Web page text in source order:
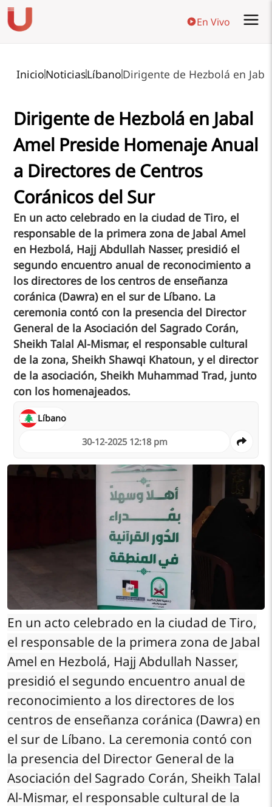
En Vivo
InicioNoticiasLíbanoDirigente de Hezbolá en
Dirigente de Hezbolá en Jabal
Amel Preside Homenaje Anual
a Directores de Centros
Coránicos del Sur
En un acto celebrado en la ciudad de Tiro, el
responsable de la primera zona de Jabal Amel
en Hezbolá, Hajj Abdullah Nasser, presidió el
segundo encuentro anual de reconocimiento a
los directores de los centros de enseñanza
coránica (Dawra) en el sur de Líbano. La
ceremonia contó con la presencia del Director
General de la Asociación del Sagrado Corán,
Sheikh Talal Al-Mismar, el responsable cultural
de la zona, Sheikh Shawqi Khatoun, y el director
de la asociación, Sheikh Muhammad Trad, junto
con los homenajeados.
30-12-2025 12:18 pm
Líbano
En un acto celebrado en la ciudad de Tiro,
el responsable de la primera zona de Jabal
Amel en Hezbolá, Hajj Abdullah Nasser,
presidió el segundo encuentro anual de
reconocimiento a los directores de los
centros de enseñanza coránica (Dawra) en
el sur de Líbano. La ceremonia contó con
la presencia del Director General de la
Asociación del Sagrado Corán, Sheikh Talal
Al-Mismar, el responsable cultural de la